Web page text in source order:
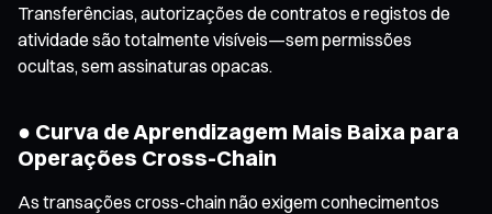
Transferências, autorizações de contratos e registos de
atividade são totalmente visíveis—sem permissões
ocultas, sem assinaturas opacas.
● Curva de Aprendizagem Mais Baixa para
Operações Cross-Chain
As transações cross-chain não exigem conhecimentos